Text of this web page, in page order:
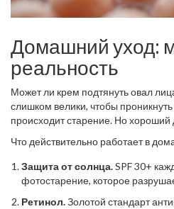
Домашний уход:
реальность
Может ли крем подтянуть овал
слишком велики, чтобы проникнуть
происходит старение. Но хороший
Что действительно работает в
Защита от солнца.SPF 30+
фотостарение, которое
Ретинол.Золотой стандарт